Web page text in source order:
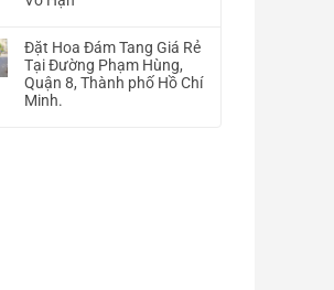
Đám
Tang
Đẹp
Hiện
Đại
Nhưng
Không
ở
Kính
Phân
Ưu
Nghĩa
có
bình
luận
ở
Kệ
Đặt Hoa Đám Tang Giá Rẻ
Tại Đường Phạm Hùng,
Quận 8, Thành phố Hồ Chí
Minh.